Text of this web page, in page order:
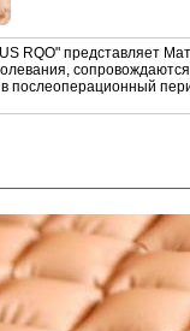
RQO" представляет
послеоперационный